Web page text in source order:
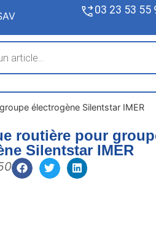
03 23 53 55
électrogène Silentstar IMER
routière pour
Silentstar IMER